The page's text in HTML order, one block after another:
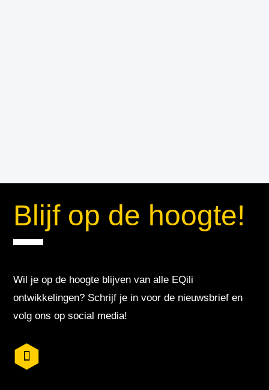
Blijf op de hoogte!
Wil je op de hoogte blijven van alle EQili
ontwikkelingen? Schrijf je in voor de nieuwsbrief en
volg ons op social media!